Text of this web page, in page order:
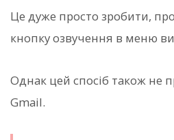
Це дуже просто зробити,
кнопку озвучення в меню
Однак цей спосіб також не
Gmail.